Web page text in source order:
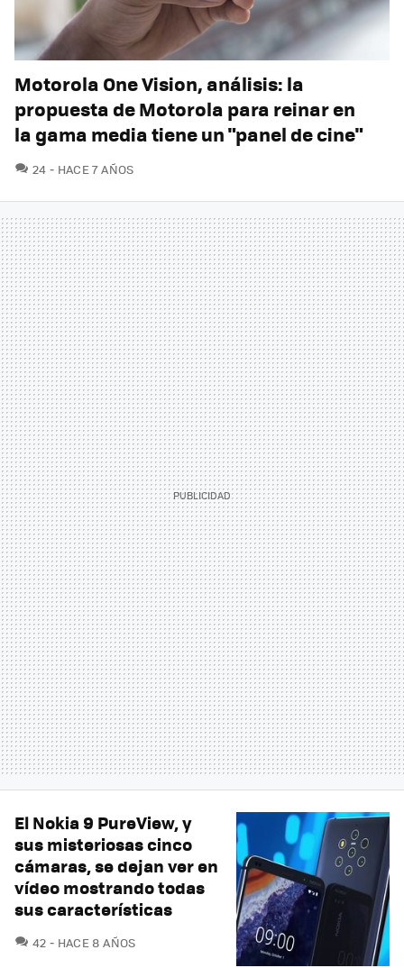
Motorola One Vision, análisis: la
propuesta de Motorola para reinar en
la gama media tiene un "panel de cine"
24 COMENTARIOS
HACE 7 AÑOS
El Nokia 9 PureView, y
sus misteriosas cinco
cámaras, se dejan ver en
vídeo mostrando todas
sus características
42 COMENTARIOS
HACE 8 AÑOS